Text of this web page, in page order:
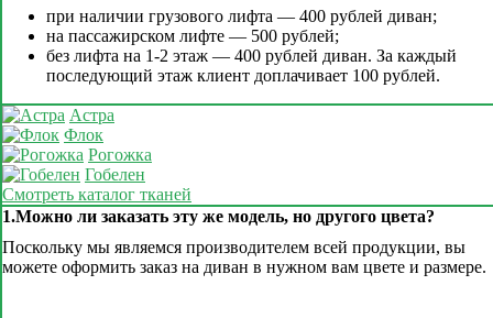
при наличии грузового лифта — 400 рублей диван;
на пассажирском лифте — 500 рублей;
без лифта на 1-2 этаж — 400 рублей диван. За каждый
последующий этаж клиент доплачивает 100 рублей.
Астра
Флок
Рогожка
Гобелен
Смотреть каталог тканей
1.Можно ли заказать эту же модель, но другого цвета?
Поскольку мы являемся производителем всей продукции, вы
можете оформить заказ на диван в нужном вам цвете и размере.